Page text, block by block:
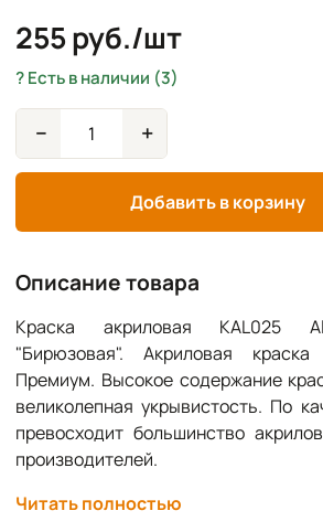
255 руб./шт
Есть в наличии (3)
− +
Добавить в корзину
Описание товара
Краска акриловая KAL025
"Бирюзовая". Акриловая
Премиум. Высокое содержание
великолепная укрывистость. По
превосходит большинство
производителей.
Подходит для всех
Читать полностью